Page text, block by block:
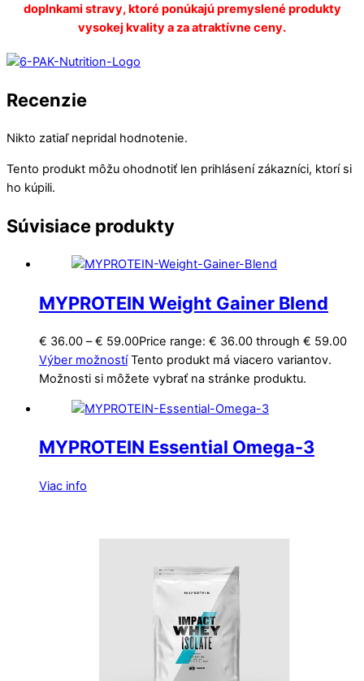
doplnkami stravy, ktoré ponúkajú premyslené produkty
vysokej kvality a za atraktívne ceny.
Recenzie
Nikto zatiaľ nepridal hodnotenie.
Tento produkt môžu ohodnotiť len prihlásení zákazníci, ktorí si
ho kúpili.
Súvisiace produkty
MYPROTEIN Weight Gainer Blend
€ 36.00 – € 59.00Price range: € 36.00 through € 59.00
Výber možností Tento produkt má viacero variantov.
Možnosti si môžete vybrať na stránke produktu.
MYPROTEIN Essential Omega-3
Viac info